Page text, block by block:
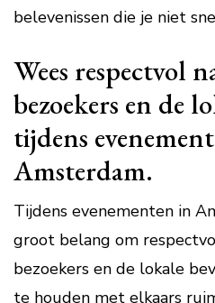
belevenissen die je niet
Wees respectvol
bezoekers en de
tijdens
Amsterdam.
Tijdens evenementen in
groot belang om
bezoekers en de lokale
te houden met elkaars